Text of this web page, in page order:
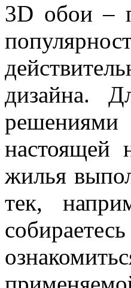
3D обои –
дизайна.
настоящей
жилья
тек,